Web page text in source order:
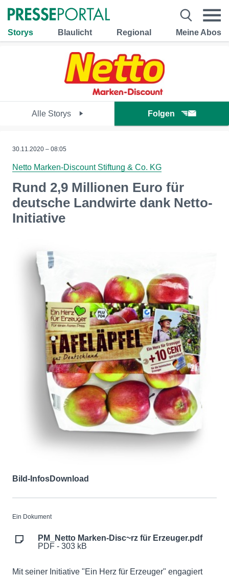
Storys Blaulicht Regional Meine Abos
Alle Storys Folgen
30.11.2020 – 08:05
Netto Marken-Discount Stiftung & Co. KG
Rund 2,9 Millionen Euro für
deutsche Landwirte dank Netto-
Initiative
Bild-InfosDownload
Ein Dokument
PM_Netto Marken-Disc~rz für Erzeuger.pdf
PDF - 303 kB
Mit seiner Initiative "Ein Herz für Erzeuger" engagiert